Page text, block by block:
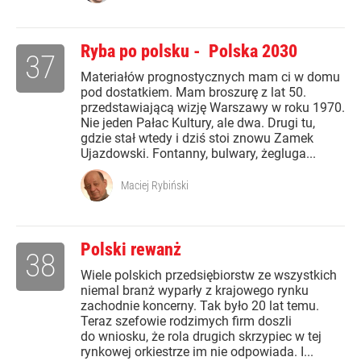
Ryba po polsku - Polska 2030
Materiałów prognostycznych mam ci w domu
pod dostatkiem. Mam broszurę z lat 50.
przedstawiającą wizję Warszawy w roku 1970.
Nie jeden Pałac Kultury, ale dwa. Drugi tu,
gdzie stał wtedy i dziś stoi znowu Zamek
Ujazdowski. Fontanny, bulwary, żegluga...
37
Maciej Rybiński
Polski rewanż
Wiele polskich przedsiębiorstw ze wszystkich
niemal branż wyparły z krajowego rynku
zachodnie koncerny. Tak było 20 lat temu.
Teraz szefowie rodzimych firm doszli
do wniosku, że rola drugich skrzypiec w tej
rynkowej orkiestrze im nie odpowiada. I...
38